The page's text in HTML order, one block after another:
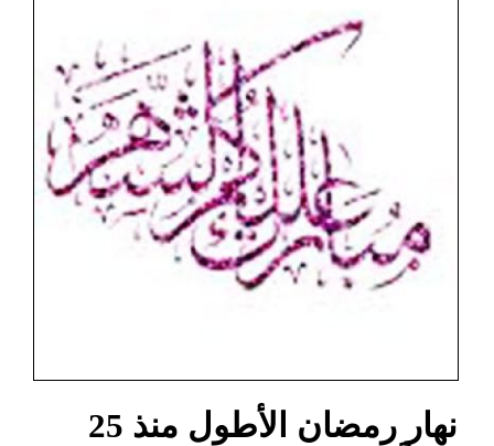
نهار رمضان الأطول منذ 25